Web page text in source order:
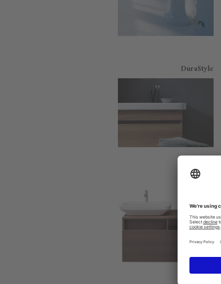
DuraStyle
DuraStyle